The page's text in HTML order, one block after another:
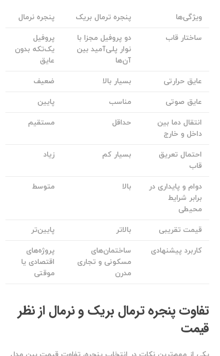
ویژگی‌ها پنجره ترمال بریک
پنجره نرمال
ساختار قاب
دو پروفیل مجزا با
نوار پلی‌آمید بین
آن‌ها
پروفیل
یک‌تکه بدون
عایق
عایق حرارتی
بسیار بالا
ضعیف
عایق صوتی
مناسب
پایین
انتقال دما بین
داخل و خارج
حداقل مستقیم
احتمال تعریق
قاب
بسیار کم زیاد
دوام و پایداری در
برابر شرایط
محیطی
بالا متوسط
قیمت تقریبی بالاتر
پایین‌تر
کاربرد پیشنهادی
ساختمان‌های
مسکونی و تجاری
مدرن
پروژه‌های
اقتصادی یا
موقتی
تفاوت پنجره ترمال بریک و نرمال از نظر
قیمت